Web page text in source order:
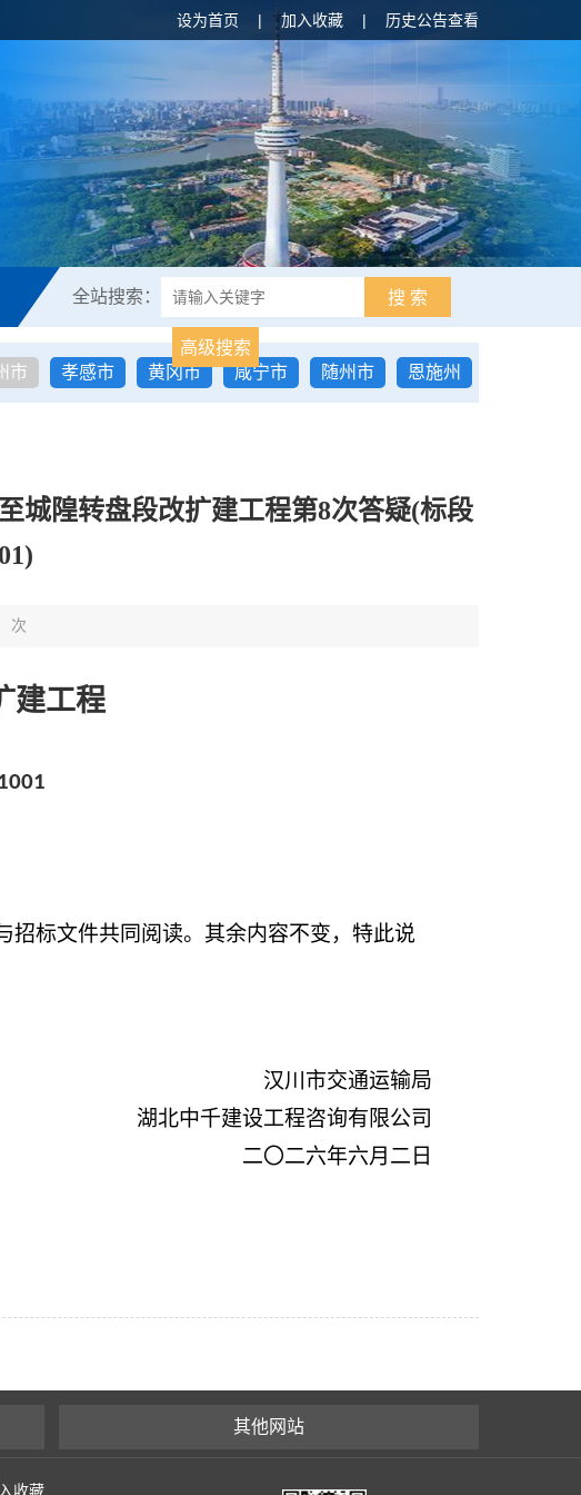
设为首页 | 加入收藏 | 历史公告查看
全站搜索： 搜 索
高级搜索
市 孝感市 黄冈市 咸宁市 随州市
恩施州
城隍转盘段改扩建工程第8次答疑(标段
次
建工程
招标文件共同阅读。其余内容不变，特此说
汉川市交通运输局
湖北中千建设工程咨询有限公司
二〇二六年六月 二 日
其他网站
收藏